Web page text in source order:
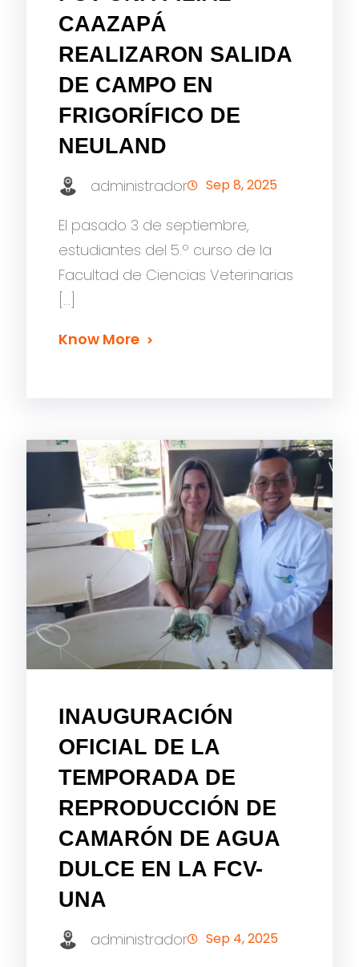
CAAZAPÁ
REALIZARON SALIDA
DE CAMPO EN
FRIGORÍFICO DE
NEULAND
administrador Sep 8, 2025
El pasado 3 de septiembre,
estudiantes del 5.º curso de la
Facultad de Ciencias Veterinarias
[…]
Know More
INAUGURACIÓN
OFICIAL DE LA
TEMPORADA DE
REPRODUCCIÓN DE
CAMARÓN DE AGUA
DULCE EN LA FCV-
UNA
administrador Sep 4, 2025